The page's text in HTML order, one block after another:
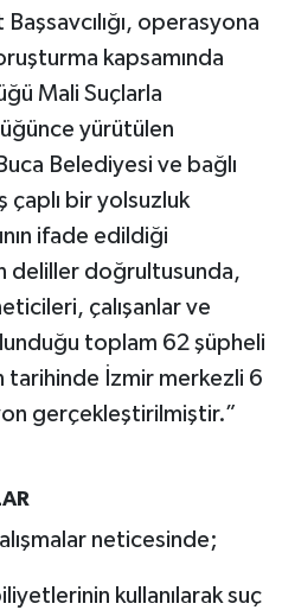
operasyona
kapsamında
Mali Suçlarla
yürütülen
Belediyesi ve bağlı
çaplı bir yolsuzluk
ifade edildiği
deliller doğrultusunda,
çalışanlar ve
toplam 62 şüpheli
tarihinde İzmir merkezli 6
gerçekleştirilmiştir.”
neticesinde;
kullanılarak suç